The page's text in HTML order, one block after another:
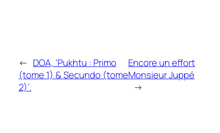
← DOA, ‘Pukhtu : Primo
(tome 1) & Secundo (tome
2)’.
Encore un effort
Monsieur Juppé
→